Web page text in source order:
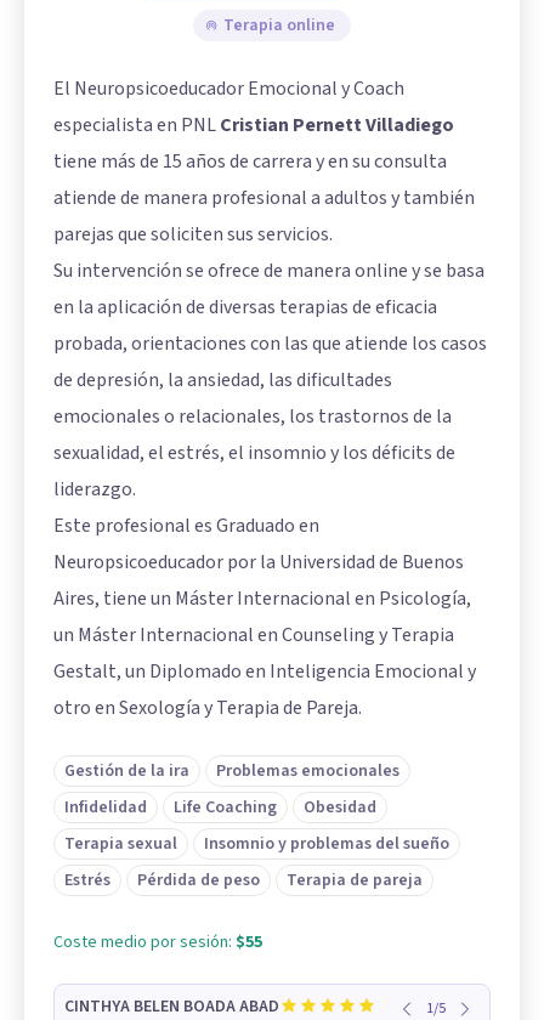
Terapia online
El Neuropsicoeducador Emocional y Coach
especialista en PNLCristian Pernett Villadiego
tiene más de 15 años de carrera y en su consulta
atiende de manera profesional a adultos y también
parejas que soliciten sus servicios.
Su intervención se ofrece de manera online y se basa
en la aplicación de diversas terapias de eficacia
probada, orientaciones con las que atiende los casos
de depresión, la ansiedad, las dificultades
emocionales o relacionales, los trastornos de la
sexualidad, el estrés, el insomnio y los déficits de
liderazgo.
Este profesional es Graduado en
Neuropsicoeducador por la Universidad de Buenos
Aires, tiene un Máster Internacional en Psicología,
un Máster Internacional en Counseling y Terapia
Gestalt, un Diplomado en Inteligencia Emocional y
otro en Sexología y Terapia de Pareja.
Gestión de la ira
Problemas emocionales
Infidelidad
Life Coaching
Obesidad
Terapia sexual
Insomnio y problemas del sueño
Estrés
Pérdida de peso Terapia de pareja
Coste medio por sesión: $55
CINTHYA BELEN BOADA ABAD
1/5